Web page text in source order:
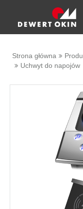
Strona główna
Uchwyt do napojów